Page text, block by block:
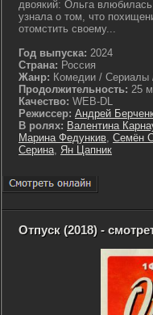
двоякий: Ольга
узнала о том, что
отомстить своему...
Год выпуска: 2024
Страна: Россия
Жанр: Комедии / Сериалы
Продолжительность: 25
Качество: WEB-DL
Режиссер: Андрей
В ролях: Валентина
Марина Федункив, Семён
Серина, Ян Цапник
Отпуск (2018) -